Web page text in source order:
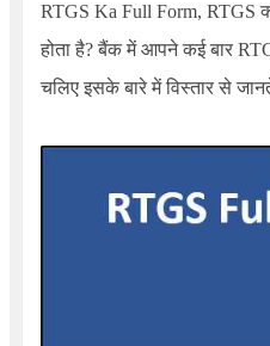
RTGS Ka Full Form, RTGS
होता है?बैंक में आपने कई बार
चलिए इसके बारे में विस्तार से